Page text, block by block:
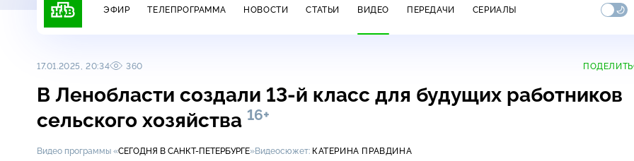
ЭФИР ТЕЛЕПРОГРАММА НОВОСТИ СТАТЬИ ВИДЕО ПЕРЕДАЧИ СЕРИАЛЫ
17.01.2025, 20:34 360
В Ленобласти создали 13-й класс для будущих работников
сельского хозяйства 16+
Видео программы «СЕГОДНЯ В САНКТ-ПЕТЕРБУРГЕ»Видеосюжет: КАТЕРИНА ПРАВДИНА